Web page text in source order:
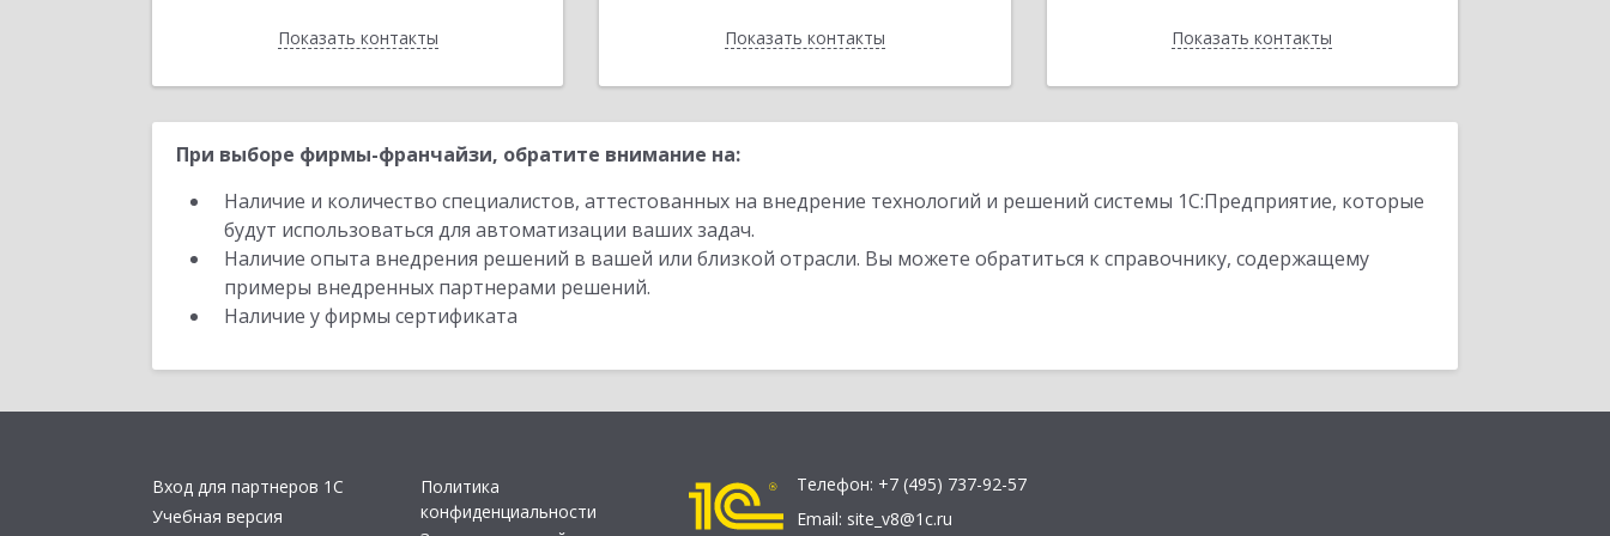
Показать контакты
Назад Показать контакты
Назад Показать контакты
Назад
При выборе фирмы-франчайзи, обратите внимание на:
Наличие и количество специалистов, аттестованных на внедрение технологий и решений системы 1С:Предприятие, которые
будут использоваться для автоматизации ваших задач.
Наличие опыта внедрения решений в вашей или близкой отрасли. Вы можете обратиться к справочнику, содержащему
примеры внедренных партнерами решений.
Наличие у фирмы сертификата
Вход для партнеров 1С
Учебная версия
Политика
конфиденциальности
Телефон: +7 (495) 737-92-57
Email: site_v8@1c.ru